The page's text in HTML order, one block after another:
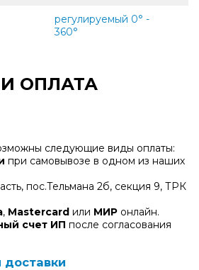
регулируемый 0° -
360°
ОПЛАТА
следующие виды оплаты:
при самовывозе в одном из наших
пос.Тельмана 2б, секция 9, ТРК
, Mastercard или МИР онлайн.
счет ИП после согласования
доставки